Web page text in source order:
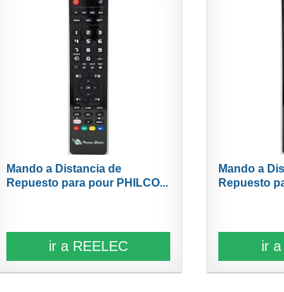
Mando a Distancia de
Repuesto para pour PHILCO...
ir a REELEC
Mando a
Repuesto
ir